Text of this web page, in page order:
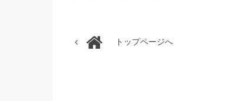
トップページへ